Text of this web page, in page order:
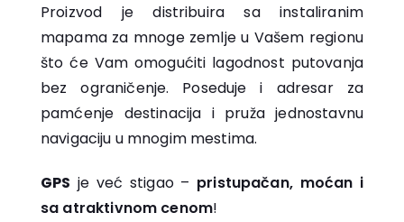
Proizvod je distribuira sa instaliranim
mapama za mnoge zemlje u Vašem regionu
što će Vam omogućiti lagodnost putovanja
bez ograničenje. Poseduje i adresar za
pamćenje destinacija i pruža jednostavnu
navigaciju u mnogim mestima.
GPS je već stigao – pristupačan, moćan i
sa atraktivnom cenom!